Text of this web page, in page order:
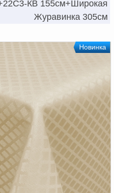
КВ 155см+Широкая
Журавинка 305см
Новинка